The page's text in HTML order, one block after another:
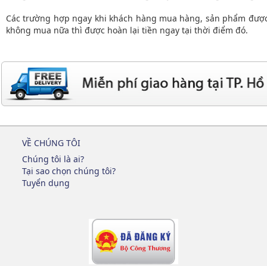
Các trường hợp ngay khi khách hàng mua hàng, sản phẩm
không mua nữa thì được hoàn lại tiền ngay tại thời điểm đó.
VỀ CHÚNG TÔI
Chúng tôi là ai?
Tại sao chọn chúng tôi?
Tuyển dụng